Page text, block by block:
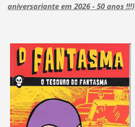
aniversariante em 2026 - 50 anos !!!)